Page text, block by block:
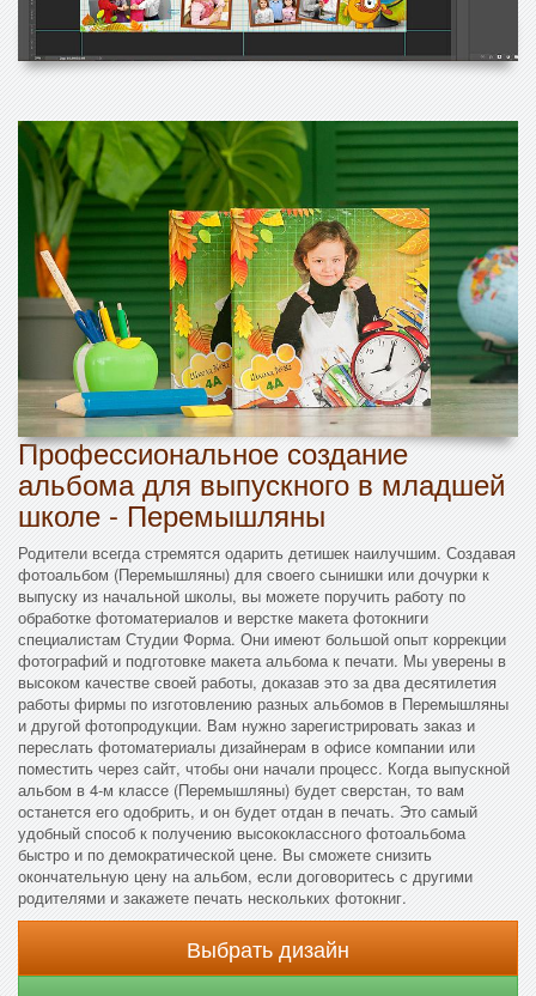
Профессиональное создание
альбома для выпускного в младшей
школе - Перемышляны
Родители всегда стремятся одарить детишек наилучшим. Создавая
фотоальбом (Перемышляны) для своего сынишки или дочурки к
выпуску из начальной школы, вы можете поручить работу по
обработке фотоматериалов и верстке макета фотокниги
специалистам Студии Форма. Они имеют большой опыт коррекции
фотографий и подготовке макета альбома к печати. Мы уверены в
высоком качестве своей работы, доказав это за два десятилетия
работы фирмы по изготовлению разных альбомов в Перемышляны
и другой фотопродукции. Вам нужно зарегистрировать заказ и
переслать фотоматериалы дизайнерам в офисе компании или
поместить через сайт, чтобы они начали процесс. Когда выпускной
альбом в 4-м классе (Перемышляны) будет сверстан, то вам
останется его одобрить, и он будет отдан в печать. Это самый
удобный способ к получению высококлассного фотоальбома
быстро и по демократической цене. Вы сможете снизить
окончательную цену на альбом, если договоритесь с другими
родителями и закажете печать нескольких фотокниг.
Выбрать дизайн